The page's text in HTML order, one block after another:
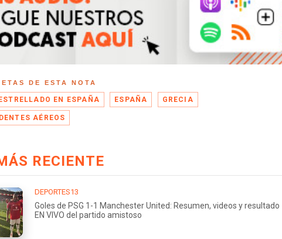
DE ESTA NOTA
EN ESPAÑA ESPAÑA GRECIA
AÉREOS
RECIENTE
DEPORTES13
Goles de PSG 1-1 Manchester United: Resumen, videos y resultado
EN VIVO del partido amistoso